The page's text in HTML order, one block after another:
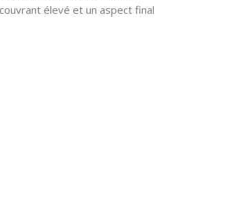
élevé et un aspect final